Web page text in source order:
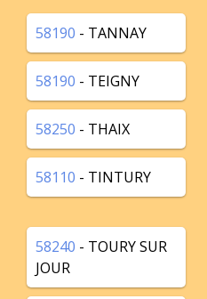
58190 - TANNAY
58190 - TEIGNY
58250 - THAIX
58110 - TINTURY
58240 - TOURY SUR
JOUR